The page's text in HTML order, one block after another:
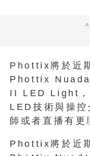
Phottix將於近
Phottix Nuada
II LED Light，
LED技術與操控
師或者直播有更
Phottix將於近